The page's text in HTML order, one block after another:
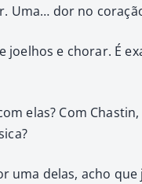
Uma… dor no
joel­hos e chorar. É
elas? Com
uma delas, acho que